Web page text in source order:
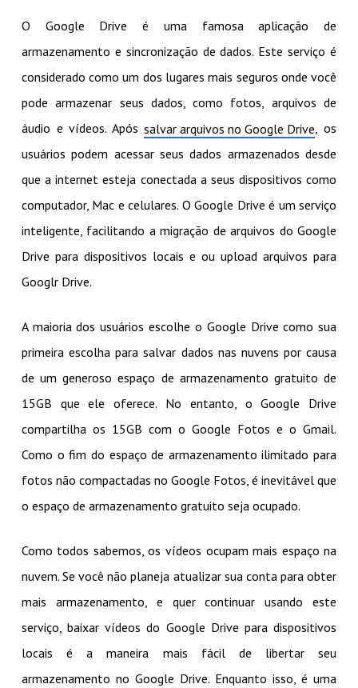
O Google Drive é uma famosa aplicação de
armazenamento e sincronização de dados. Este serviço é
considerado como um dos lugares mais seguros onde você
pode armazenar seus dados, como fotos, arquivos de
áudio e vídeos. Apóssalvar arquivos no Google Drive, os
usuários podem acessar seus dados armazenados desde
que a internet esteja conectada a seus dispositivos como
computador, Mac e celulares. O Google Drive é um serviço
inteligente, facilitando a migração de arquivos do Google
Drive para dispositivos locais e ou upload arquivos para
Googlr Drive.
A maioria dos usuários escolhe o Google Drive como sua
primeira escolha para salvar dados nas nuvens por causa
de um generoso espaço de armazenamento gratuito de
15GB que ele oferece. No entanto, o Google Drive
compartilha os 15GB com o Google Fotos e o Gmail.
Como o fim do espaço de armazenamento ilimitado para
fotos não compactadas no Google Fotos, é inevitável que
o espaço de armazenamento gratuito seja ocupado.
Como todos sabemos, os vídeos ocupam mais espaço na
nuvem. Se você não planeja atualizar sua conta para obter
mais armazenamento, e quer continuar usando este
serviço, baixar vídeos do Google Drive para dispositivos
locais é a maneira mais fácil de libertar seu
armazenamento no Google Drive. Enquanto isso, é uma